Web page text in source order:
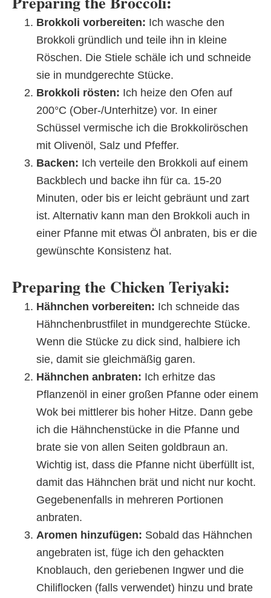
Brokkoli vorbereiten: Ich wasche den
Brokkoli gründlich und teile ihn in kleine
Röschen. Die Stiele schäle ich und schneide
sie in mundgerechte Stücke.
Brokkoli rösten: Ich heize den Ofen auf
200°C (Ober-/Unterhitze) vor. In einer
Schüssel vermische ich die Brokkoliröschen
mit Olivenöl, Salz und Pfeffer.
Backen: Ich verteile den Brokkoli auf einem
Backblech und backe ihn für ca. 15-20
Minuten, oder bis er leicht gebräunt und zart
ist. Alternativ kann man den Brokkoli auch in
einer Pfanne mit etwas Öl anbraten, bis er die
gewünschte Konsistenz hat.
Preparing the Chicken Teriyaki:
Hähnchen vorbereiten: Ich schneide das
Hähnchenbrustfilet in mundgerechte Stücke.
Wenn die Stücke zu dick sind, halbiere ich
sie, damit sie gleichmäßig garen.
Hähnchen anbraten: Ich erhitze das
Pflanzenöl in einer großen Pfanne oder einem
Wok bei mittlerer bis hoher Hitze. Dann gebe
ich die Hähnchenstücke in die Pfanne und
brate sie von allen Seiten goldbraun an.
Wichtig ist, dass die Pfanne nicht überfüllt ist,
damit das Hähnchen brät und nicht nur kocht.
Gegebenenfalls in mehreren Portionen
anbraten.
Aromen hinzufügen: Sobald das Hähnchen
angebraten ist, füge ich den gehackten
Knoblauch, den geriebenen Ingwer und die
Chiliflocken (falls verwendet) hinzu und brate